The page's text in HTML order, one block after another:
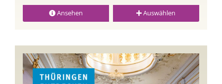
Ansehen Auswählen